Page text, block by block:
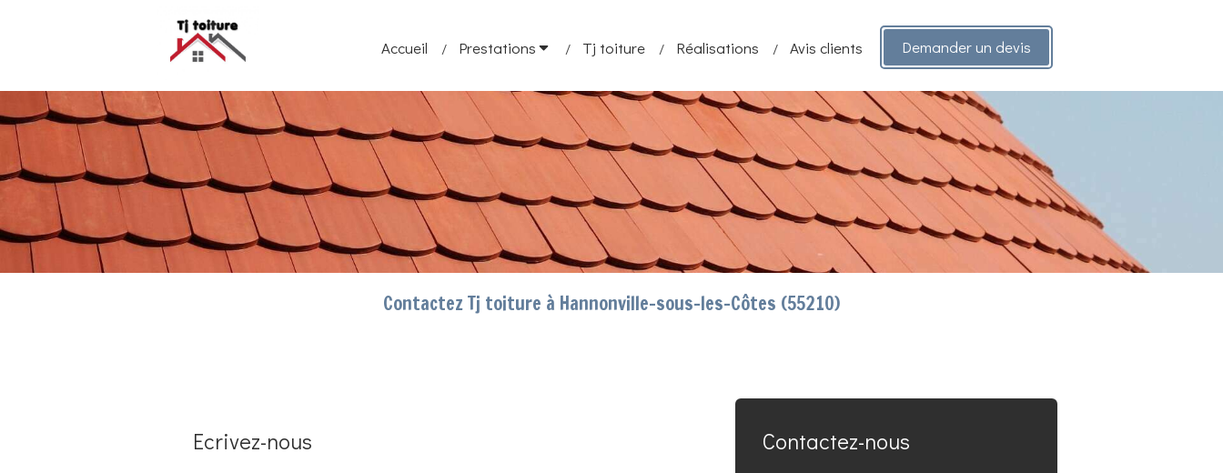
Accueil Prestations Tj toiture Réalisations Avis clients Demander un devis
Contactez Tj toiture à Hannonville-sous-les-Côtes (55210)
Ecrivez-nous Contactez-nous